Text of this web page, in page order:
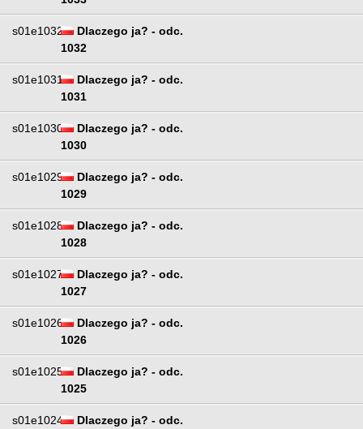
s01e1032
Dlaczego ja? - odc.
1032
s01e1031
Dlaczego ja? - odc.
1031
s01e1030
Dlaczego ja? - odc.
1030
s01e1029
Dlaczego ja? - odc.
1029
s01e1028
Dlaczego ja? - odc.
1028
s01e1027
Dlaczego ja? - odc.
1027
s01e1026
Dlaczego ja? - odc.
1026
s01e1025
Dlaczego ja? - odc.
1025
s01e1024
Dlaczego ja? - odc.